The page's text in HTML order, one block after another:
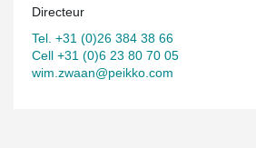
Directeur
Tel. +31 (0)26 384 38 66
Cell +31 (0)6 23 80 70 05
wim.zwaan@peikko.com